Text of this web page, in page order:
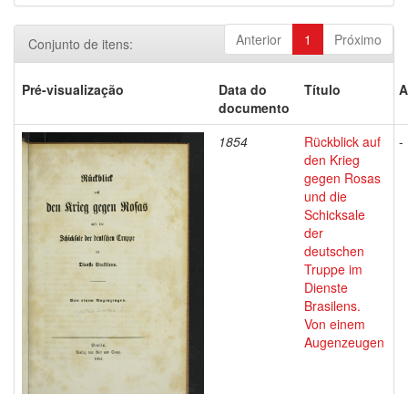
Anterior 1 Próximo
Conjunto de itens:
Pré-visualização
Data do
documento
Título
1854
Rückblick auf
den Krieg
gegen Rosas
und die
Schicksale
der
deutschen
Truppe im
Dienste
Brasilens.
Von einem
Augenzeugen
-